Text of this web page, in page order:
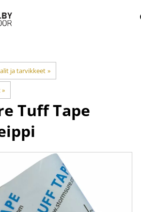
ja tarvikkeet ‪»
‪»
Tuff Tape